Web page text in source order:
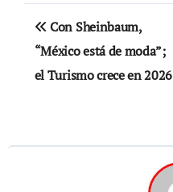
Navegación
de
entradas
Con Sheinbaum,
“México está de moda”;
el Turismo crece en 2026